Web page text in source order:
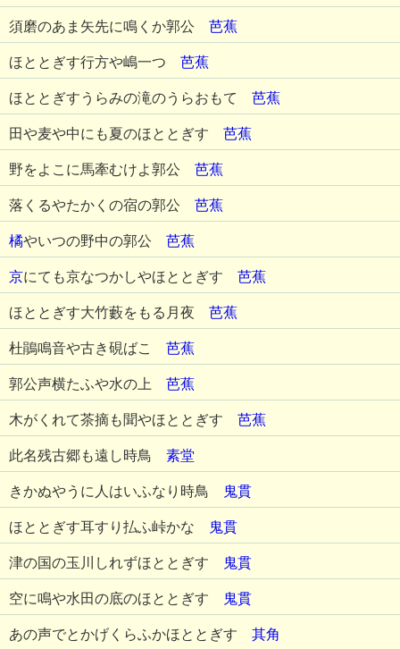
須磨のあま矢先に鳴くか郭公 芭蕉
ほととぎす行方や嶋一つ 芭蕉
ほととぎすうらみの滝のうらおもて 芭蕉
田や麦や中にも夏のほととぎす 芭蕉
野をよこに馬牽むけよ郭公 芭蕉
落くるやたかくの宿の郭公 芭蕉
橘やいつの野中の郭公 芭蕉
京にても京なつかしやほととぎす 芭蕉
ほととぎす大竹藪をもる月夜 芭蕉
杜鵑鳴音や古き硯ばこ 芭蕉
郭公声横たふや水の上 芭蕉
木がくれて茶摘も聞やほととぎす 芭蕉
此名残古郷も遠し時鳥 素堂
きかぬやうに人はいふなり時鳥 鬼貫
ほととぎす耳すり払ふ峠かな 鬼貫
津の国の玉川しれずほととぎす 鬼貫
空に鳴や水田の底のほととぎす 鬼貫
あの声でとかげくらふかほととぎす 其角